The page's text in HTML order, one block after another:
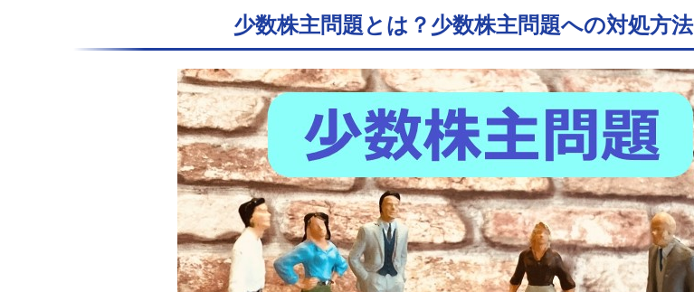
少数株主問題とは？少数株主問題への対処方法